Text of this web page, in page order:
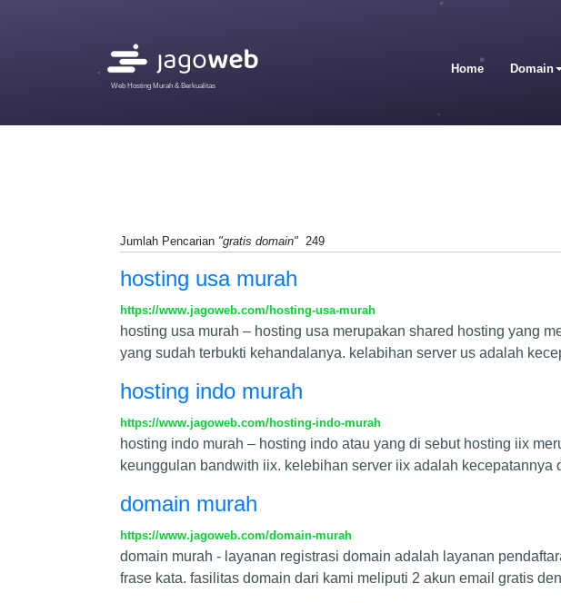
Web Hosting Murah & Berkualitas
Home Domain
Jumlah Pencarian "gratis domain" 249
hosting usa murah
https://www.jagoweb.com/hosting-usa-murah
hosting usa murah – hosting usa merupakan shared hosting yang
yang sudah terbukti kehandalanya. kelabihan server us adalah
hosting indo murah
https://www.jagoweb.com/hosting-indo-murah
hosting indo murah – hosting indo atau yang di sebut hosting iix
keunggulan bandwith iix. kelebihan server iix adalah kecepatannya
domain murah
https://www.jagoweb.com/domain-murah
domain murah - layanan registrasi domain adalah layanan
frase kata. fasilitas domain dari kami meliputi 2 akun email gratis